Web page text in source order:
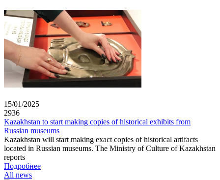
15/01/2025
2936
Kazakhstan to start making copies of historical exhibits from
Russian museums
Kazakhstan will start making exact copies of historical artifacts
located in Russian museums. The Ministry of Culture of Kazakhstan
reports
Подробнее
All news